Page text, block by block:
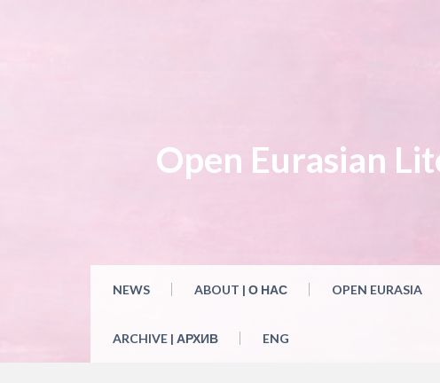
Open Eurasian
NEWS ABOUT | О НАС OPEN EURASIA
ARCHIVE | АРХИВ ENG